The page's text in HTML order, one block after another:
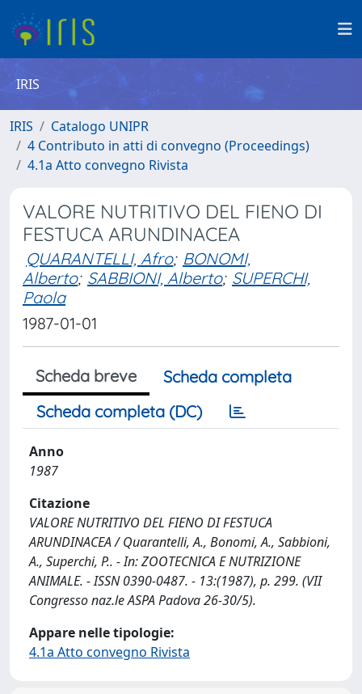
IRIS
IRIS
Catalogo UNIPR
4 Contributo in atti di convegno (Proceedings)
4.1a Atto convegno Rivista
VALORE NUTRITIVO DEL FIENO DI
FESTUCA ARUNDINACEA
QUARANTELLI, Afro; BONOMI,
Alberto; SABBIONI, Alberto; SUPERCHI,
Paola
1987-01-01
Scheda breve
Scheda completa
Scheda completa (DC)
Anno
1987
Citazione
VALORE NUTRITIVO DEL FIENO DI FESTUCA
ARUNDINACEA / Quarantelli, A., Bonomi, A., Sabbioni,
A., Superchi, P.. - In: ZOOTECNICA E NUTRIZIONE
ANIMALE. - ISSN 0390-0487. - 13:(1987), p. 299. (VII
Congresso naz.le ASPA Padova 26-30/5).
Appare nelle tipologie:
4.1a Atto convegno Rivista